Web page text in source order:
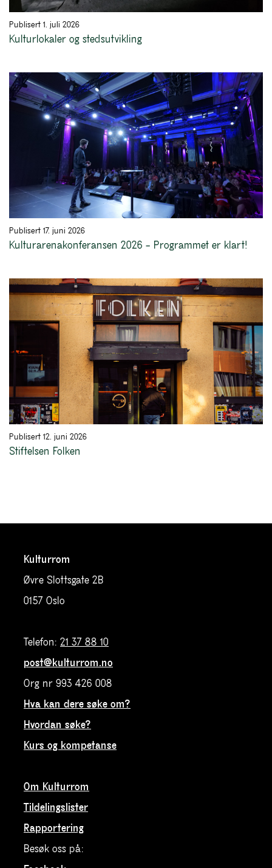
Publisert 1. juli 2026
Kulturlokaler og stedsutvikling
Publisert 17. juni 2026
Kulturarenakonferansen 2026 – Programmet er klart!
Publisert 12. juni 2026
Stiftelsen Folken
Kulturrom
Øvre Slottsgate 2B
0157 Oslo
Telefon: 21 37 88 10
post@kulturrom.no
Org nr 993 426 008
Hva kan dere søke om?
Hvordan søke?
Kurs og kompetanse
Om Kulturrom
Tildelingslister
Rapportering
Besøk oss på: